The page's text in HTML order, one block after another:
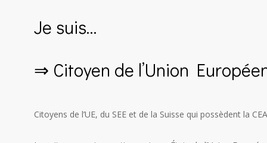
Je suis…
⇒ Citoyen de l’Union
Citoyens de l’UE, du SEE et de la Suisse qui possèdent la